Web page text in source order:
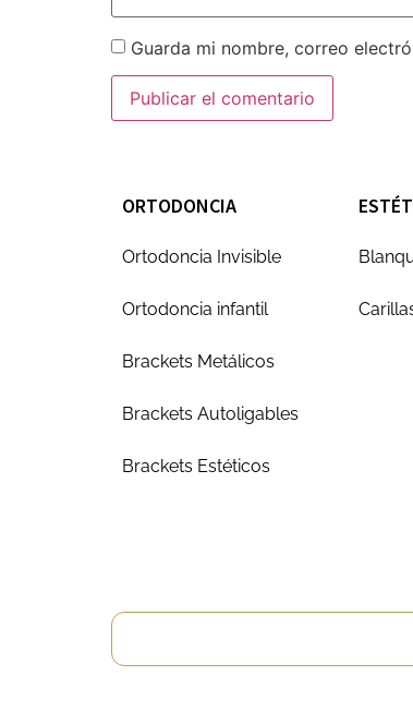
Guarda mi nombre, correo
ORTODONCIA
Ortodoncia Invisible
Ortodoncia infantil
Brackets Metálicos
Brackets Autoligables
Brackets Estéticos